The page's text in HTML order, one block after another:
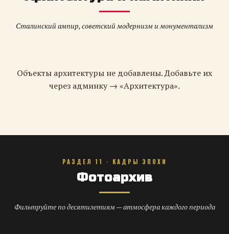
Сталинский ампир, советский модернизм и монументализм
Объекты архитектуры не добавлены. Добавьте их
через админку → «Архитектура».
РАЗДЕЛ 11 · КАДРЫ ЭПОХИ
Фотоархив
Фильтруйте по десятилетиям — атмосфера каждого периода